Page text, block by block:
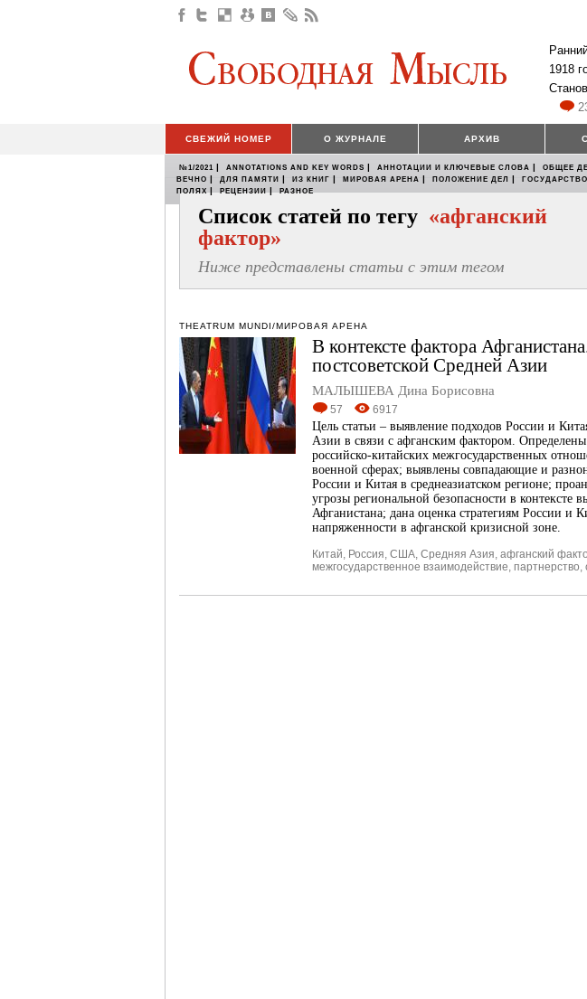
1918
СВЕЖИЙ НОМЕР О ЖУРНАЛЕ АРХИВ
№1/2021 | ANNOTATIONS AND KEY WORDS | АННОТАЦИИ И КЛЮЧЕВЫЕ СЛОВА | ОБЩЕЕ
ВЕЧНО | ДЛЯ ПАМЯТИ | ИЗ КНИГ | МИРОВАЯ АРЕНА | ПОЛОЖЕНИЕ ДЕЛ | ГОСУДАРСТВО
ПОЛЯХ | РЕЦЕНЗИИ | РАЗНОЕ
Список статей по тегу «афганский
фактор»
Ниже представлены статьи с этим тегом
THEATRUM MUNDI/МИРОВАЯ АРЕНА
В контексте фактора
постсоветской Средней Азии
МАЛЫШЕВА Дина Борисовна
57 6917
Цель статьи – выявление подходов России и
Азии в связи с афганским фактором.
российско-китайских межгосударственных
военной сферах; выявлены совпадающие и
России и Китая в среднеазиатском регионе;
угрозы региональной безопасности в контексте
Афганистана; дана оценка стратегиям России и
напряженности в афганской кризисной зоне.
Китай, Россия, США, Средняя Азия, афганский
межгосударственное взаимодействие, партнерство,